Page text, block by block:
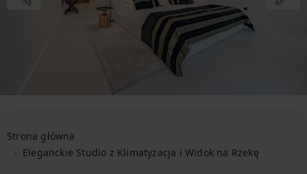
Strona główna
Eleganckie Studio z Klimatyzacja i Widok na Rzekę